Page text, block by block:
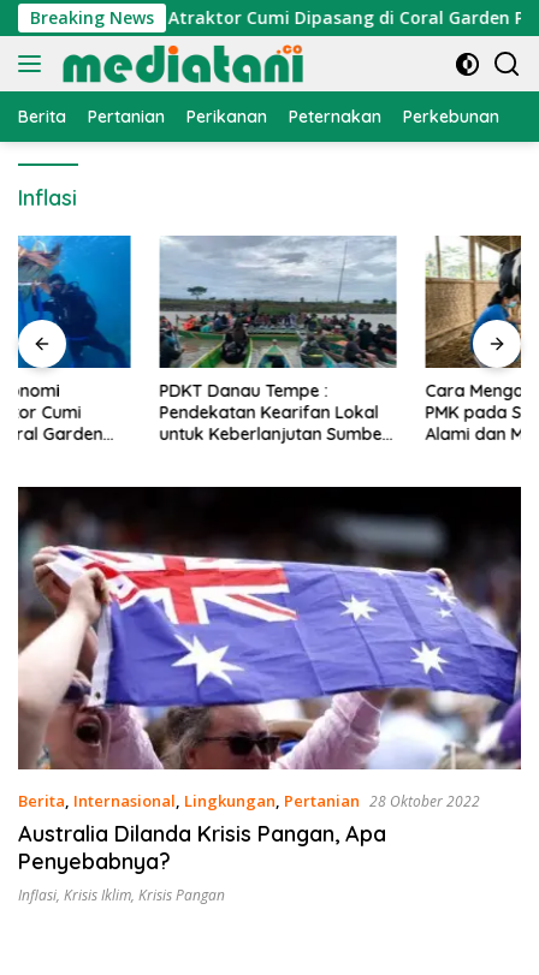
Langsung
ke
konten
Breaking News
Nelayan, Atraktor Cumi Dipasang di Coral Garden Pulau
Berita Pertanian Perikanan Peternakan Perkebunan
Inflasi
PDKT Danau Tempe :
Pendekatan Kearifan Lokal
untuk Keberlanjutan Sumber
Cara Mengatasi Penyakit
PMK pada Sapi Perah Secara
Alami dan Medis
Berita, Internasional, Lingkungan, Pertanian 28 Oktober 2022
Australia Dilanda Krisis Pangan, Apa
Penyebabnya?
Inflasi, Krisis Iklim, Krisis Pangan